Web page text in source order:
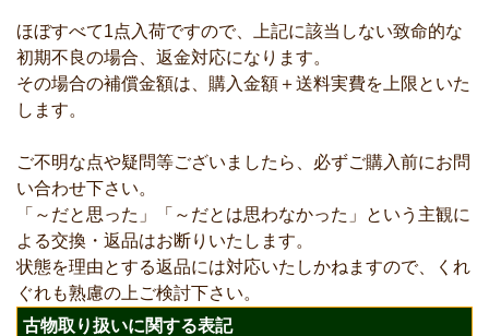
ほぼすべて1点入荷ですので、上記に該当しない致命的な
初期不良の場合、返金対応になります。
その場合の補償金額は、購入金額＋送料実費を上限といた
します。
ご不明な点や疑問等ございましたら、必ずご購入前にお問
い合わせ下さい。
「～だと思った」「～だとは思わなかった」という主観に
よる交換・返品はお断りいたします。
状態を理由とする返品には対応いたしかねますので、くれ
ぐれも熟慮の上ご検討下さい。
古物取り扱いに関する表記